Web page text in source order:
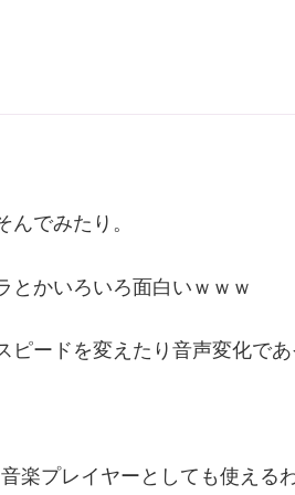
んでみたり。
とかいろいろ面白いｗｗｗ
ピードを変えたり音声変化であ
楽プレイヤーとしても使える